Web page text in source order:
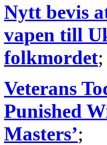
Nytt bevis
vapen till
folkmordet;
Veterans
Punished
Masters’;